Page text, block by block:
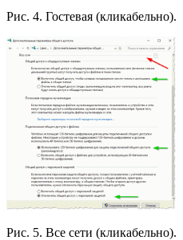
Рис. 4. Гостевая (кликабельно).
Рис. 5. Все сети (кликабельно).